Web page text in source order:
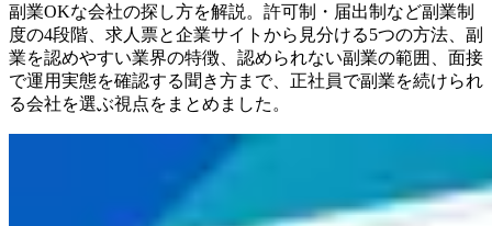
副業OKな会社の探し方を解説。許可制・届出制など副業制
度の4段階、求人票と企業サイトから見分ける5つの方法、副
業を認めやすい業界の特徴、認められない副業の範囲、面接
で運用実態を確認する聞き方まで、正社員で副業を続けられ
る会社を選ぶ視点をまとめました。